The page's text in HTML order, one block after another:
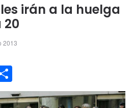
irán a la huelga
20
2013